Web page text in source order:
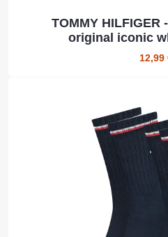
TOMMY HILFIGER
original iconic
12,99